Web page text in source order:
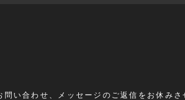
問い合わせ、メッセージのご返信をお休みさ